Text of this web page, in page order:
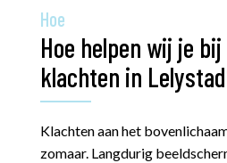
Hoe
Hoe helpen wij je
klachten in
Klachten aan het
zomaar. Langdurig